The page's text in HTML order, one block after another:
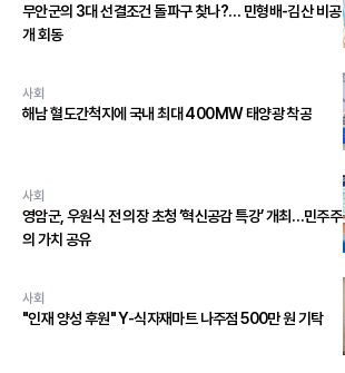
무안군의 3대 선결조건 돌파구 찾나?… 민형배-김산 비공
개 회동
사회
해남 혈도간척지에 국내 최대 400MW 태양광 착공
사회
영암군, 우원식 전 의장 초청 ‘혁신공감 특강’ 개최…민주주
의 가치 공유
사회
"인재 양성 후원" Y-식자재마트 나주점 500만 원 기탁